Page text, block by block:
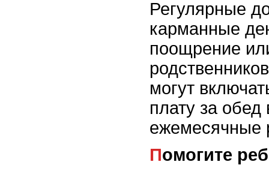
Регулярные
карманные
поощрение
могут
плату за
ежемесячные
Помогите